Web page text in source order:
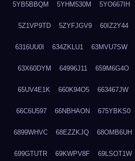
5YB5BBQM 5YHM530M 5YO667IH
5Z1VP9TD 5ZYFJGV9 60IZ2Y44
6316UU0I 634ZKLU1 63MVU7SW
63X60DYM 64996J11 659M6G4O
65UV4E1K 660K94O5 663467JW
66C6U597 66NBHAON 675YBKS0
6899WHVC 68EZZKJQ 68OMB6UH
699GTUTR 69KWPV8F 69LSOT1W